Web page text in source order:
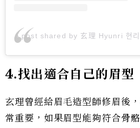
A post shared by 玄理 Hyunri
4.找出適合自己的眉型
玄理曾經給眉毛造型師修眉後
常重要，如果眉型能夠符合骨